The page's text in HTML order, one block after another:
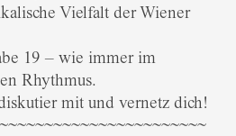
Vielfalt der Wiener
19 – wie immer im
Rhythmus.
mit und vernetz dich!